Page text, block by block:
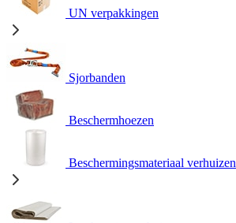
UN verpakkingen
Sjorbanden
Beschermhoezen
Beschermingsmateriaal verhuizen